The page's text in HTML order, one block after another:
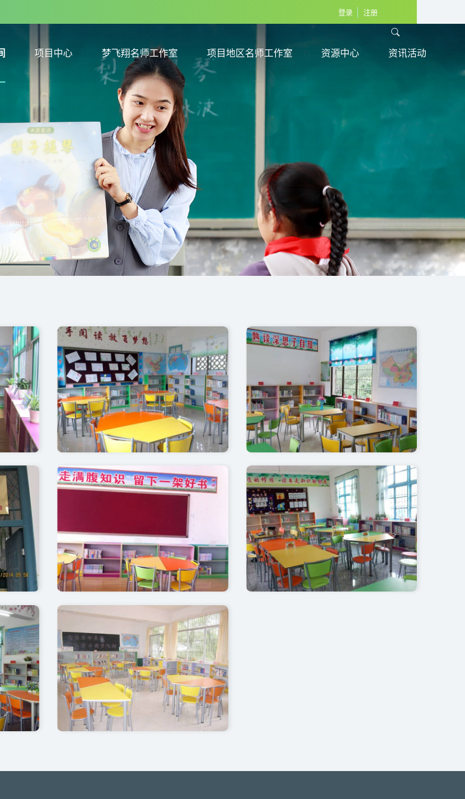
登录 注册
项目中心 梦飞翔名师工作室
梦飞翔名师工作室
项目地区名师工作室
项目地区名师工作室
资源中心 资讯活动